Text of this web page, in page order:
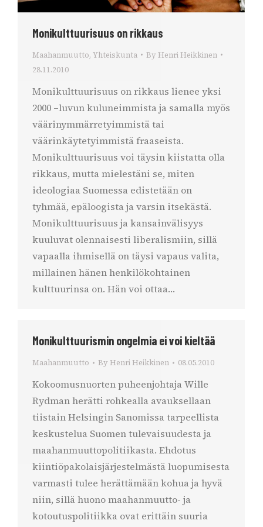
Monikulttuurisuus on rikkaus
Maahanmuutto, Yhteiskunta By Henri Heikkinen
28.11.2010
Monikulttuurisuus on rikkaus lienee yksi
2000 –luvun kuluneimmista ja samalla myös
väärinymmärretyimmistä tai
väärinkäytetyimmistä fraaseista.
Monikulttuurisuus voi täysin kiistatta olla
rikkaus, mutta mielestäni se, miten
ideologiaa Suomessa edistetään on
tyhmää, epäloogista ja varsin itsekästä.
Monikulttuurisuus ja kansainvälisyys
kuuluvat olennaisesti liberalismiin, sillä
vapaalla ihmisellä on täysi vapaus valita,
millainen hänen henkilökohtainen
kulttuurinsa on. Hän voi ottaa…
Monikulttuurismin ongelmia ei voi kieltää
Maahanmuutto By Henri Heikkinen 08.05.2010
Kokoomusnuorten puheenjohtaja Wille
Rydman herätti rohkealla avauksellaan
tiistain Helsingin Sanomissa tarpeellista
keskustelua Suomen tulevaisuudesta ja
maahanmuuttopolitiikasta. Ehdotus
kiintiöpakolaisjärjestelmästä luopumisesta
varmasti tulee herättämään kohua ja hyvä
niin, sillä huono maahanmuutto- ja
kotoutuspolitiikka ovat erittäin suuria